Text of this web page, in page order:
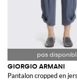
GIORGIO ARMANI
Pantalon cropped en